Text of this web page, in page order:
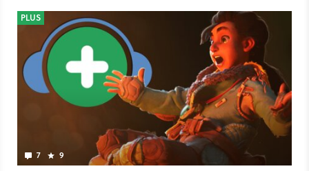
Blazkowicz ist es der bislang persönlichste Einsatz: Seine Frau
Anya ist Hochschwanger und es steht nicht weniger als die
Zukunft seiner ungeborenen Kinder auf dem Spiel.
Spiel Nintendo Switch PC PlayStation 4
Xbox One
Nintendo
PlayStation Xbox Action
7 9
PLUS